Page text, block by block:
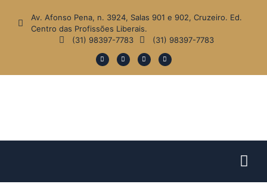
Av. Afonso Pena, n. 3924, Salas 901 e 902, Cruzeiro. Ed.
Centro das Profissões Liberais.
(31) 98397-7783
(31) 98397-7783